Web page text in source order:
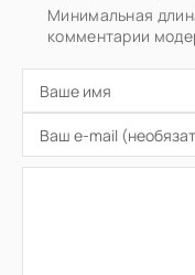
Минимальная
комментарии